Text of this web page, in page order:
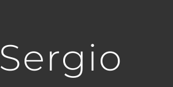
Sergio